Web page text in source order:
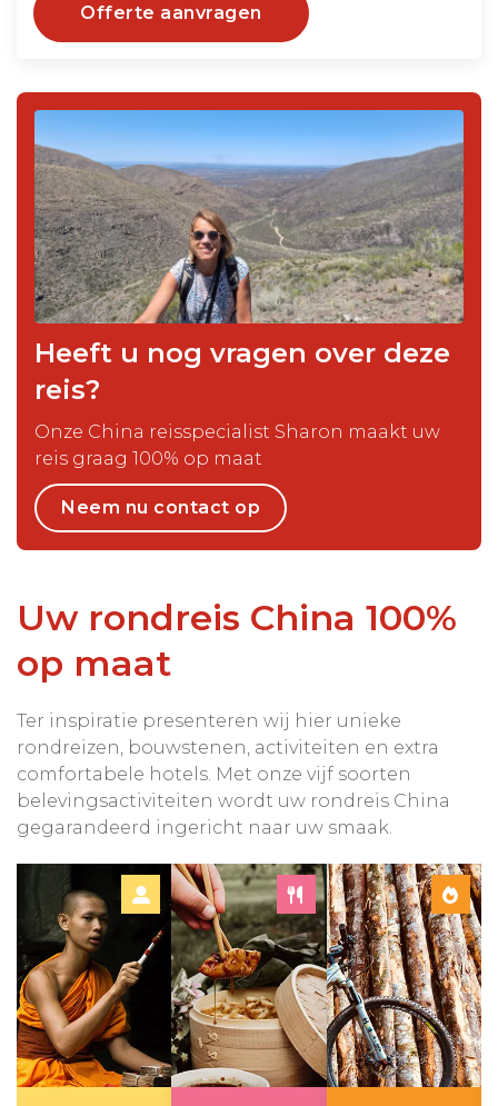
Offerte aanvragen
Heeft u nog vragen over deze
reis?
Onze China reisspecialist Sharon maakt uw
reis graag 100% op maat
Neem nu contact op
Uw rondreis China 100%
op maat
Ter inspiratie presenteren wij hier unieke
rondreizen, bouwstenen, activiteiten en extra
comfortabele hotels. Met onze vijf soorten
belevingsactiviteiten wordt uw rondreis China
gegarandeerd ingericht naar uw smaak.